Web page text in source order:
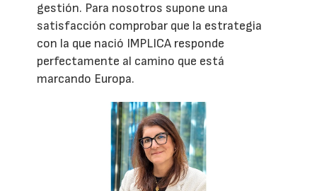
gestión. Para nosotros supone una
satisfacción comprobar que la estrategia
con la que nació IMPLICA responde
perfectamente al camino que está
marcando Europa.